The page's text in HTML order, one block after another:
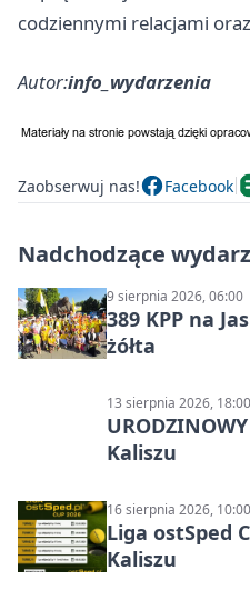
codziennymi relacjami
Autor:info_wydarzenia
Zaobserwuj nas! Facebook
Nadchodzące
9 sierpnia 2026, 06:00
389 KPP na
żółta
13 sierpnia 2026, 18:00
Kaliszu
16 sierpnia 2026, 10:00
Liga ostSped
Kaliszu